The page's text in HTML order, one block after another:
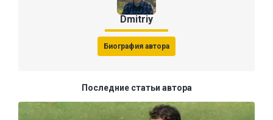
Dmitriy
Биография автора
Последние статьи автора